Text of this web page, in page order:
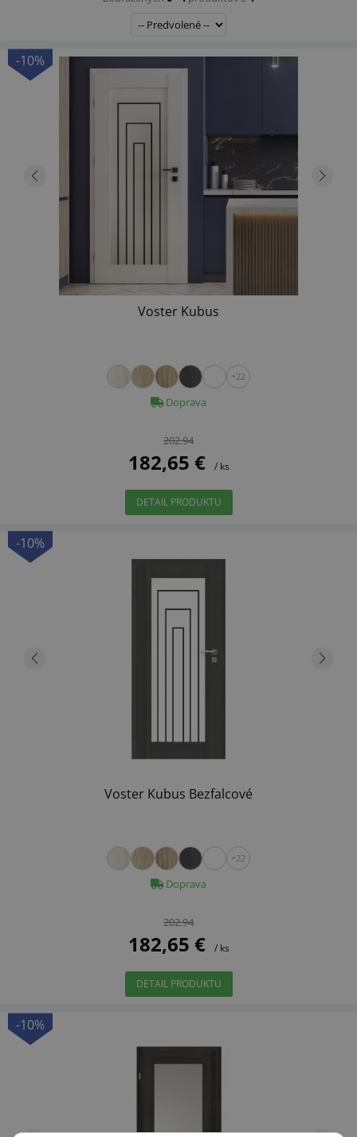
-10%
Voster Kubus
+22
Doprava
202.94
182,65 € / ks
DETAIL PRODUKTU
-10%
Voster Kubus Bezfalcové
+22
Doprava
202.94
182,65 € / ks
DETAIL PRODUKTU
-10%